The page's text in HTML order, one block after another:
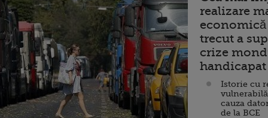
realizare
trecut a
crize
Istorie cu
cauza
de la BCE